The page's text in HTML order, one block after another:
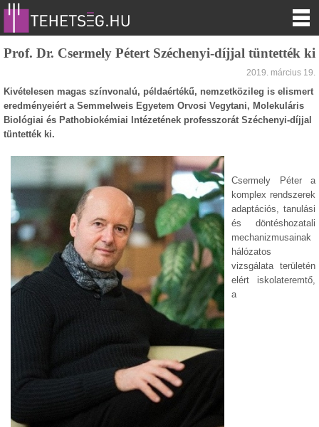
Prof. Dr. Csermely Pétert Széchenyi-díjjal tüntették ki
2019. március 19.
Kivételesen magas színvonalú, példaértékű, nemzetközileg is elismert
eredményeiért a Semmelweis Egyetem Orvosi Vegytani, Molekuláris
Biológiai és Pathobiokémiai Intézetének professzorát Széchenyi-díjjal
tüntették ki.
Csermely Péter a
komplex rendszerek
adaptációs, tanulási
és döntéshozatali
mechanizmusainak
hálózatos
vizsgálata területén
elért iskolateremtő,
a